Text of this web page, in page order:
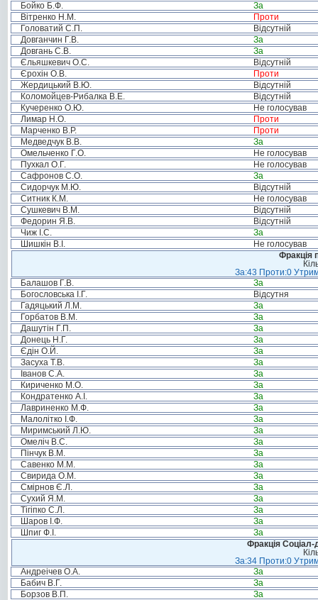
Бойко Б.Ф.
За
Вітренко Н.М.
Проти
Головатий С.П.
Відсутній
Довганчин Г.В.
За
Довгань С.В.
За
Єльяшкевич О.С.
Відсутній
Єрохін О.В.
Проти
Жердицький В.Ю.
Відсутній
Коломойцев-Рибалка В.Е.
Відсутній
Кучеренко О.Ю.
Не голосував
Лимар Н.О.
Проти
Марченко В.Р.
Проти
Медведчук В.В.
За
Омельченко Г.О.
Не голосував
Пухкал О.Г.
Не голосував
Сафронов С.О.
За
Сидорчук М.Ю.
Відсутній
Ситник К.М.
Не голосував
Сушкевич В.М.
Відсутній
Федорин Я.В.
Відсутній
Чиж І.С.
За
Шишкін В.І.
Не голосував
Фракція
За:43 Проти:0
Балашов Г.В.
За
Богословська І.Г.
Відсутня
Гадяцький Л.М.
За
Горбатов В.М.
За
Дашутін Г.П.
За
Донець Н.Г.
За
Єдін О.Й.
За
Засуха Т.В.
За
Іванов С.А.
За
Кириченко М.О.
За
Кондратенко А.І.
За
Лавриненко М.Ф.
За
Малолітко І.Ф.
За
Миримський Л.Ю.
За
Омеліч В.С.
За
Пінчук В.М.
За
Савенко М.М.
За
Свирида О.М.
За
Смірнов Є.Л.
За
Сухий Я.М.
За
Тігіпко С.Л.
За
Шаров І.Ф.
За
Шпиг Ф.І.
За
Фракція Соціал-
За:34 Проти:0
Андреічев О.А.
За
Бабич В.Г.
За
Борзов В.П.
За